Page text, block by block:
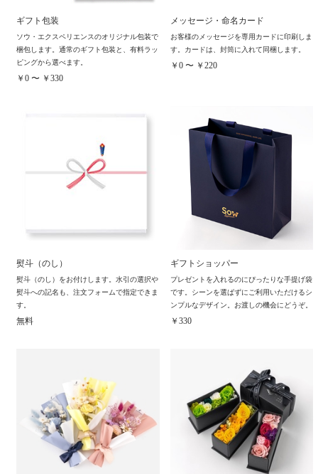
ギフト包装
ソウ・エクスペリエンスのオリジナル包装で
梱包します。通常のギフト包装と、有料ラッ
ピングから選べます。
￥0 〜 ￥330
メッセージ・命名カード
お客様のメッセージを専用カードに印刷しま
す。カードは、封筒に入れて同梱します。
￥0 〜 ￥220
熨斗（のし）
熨斗（のし）をお付けします。水引の選択や
熨斗への記名も、注文フォームで指定できま
す。
無料
ギフトショッパー
プレゼントを入れるのにぴったりな手提げ袋
です。シーンを選ばずにご利用いただけるシ
ンプルなデザイン。お渡しの機会にどうぞ。
￥330